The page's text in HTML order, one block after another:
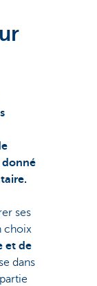
donné
ses
choix
et de
dans